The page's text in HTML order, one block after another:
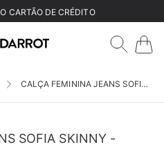
CARTÃO DE CRÉDITO
CALÇA FEMININA JEANS SOFIA SKINNY - JEANS MÉDIO
SOFIA SKINNY -